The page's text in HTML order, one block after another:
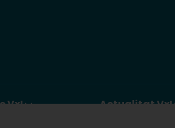
VxL Actualitat VxL